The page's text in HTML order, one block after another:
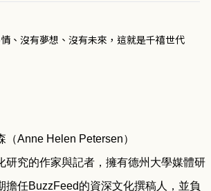
、沒有夢想、沒有未來，這就是千禧世代
（Anne Helen Petersen）
研究的作家與記者，擁有德州大學媒體研
擔任BuzzFeed的資深文化撰稿人，並負